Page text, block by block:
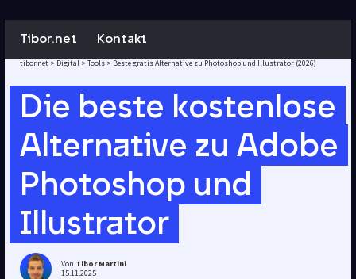
Tibor.net Kontakt
tibor.net > Digital >Tools > Beste gratis Alternative zu Photoshop und Illustrator (2026)
Die beste kostenlose
Alternative zu Adobe
Photoshop und
Illustrator
Von Tibor Martini
15.11.2025